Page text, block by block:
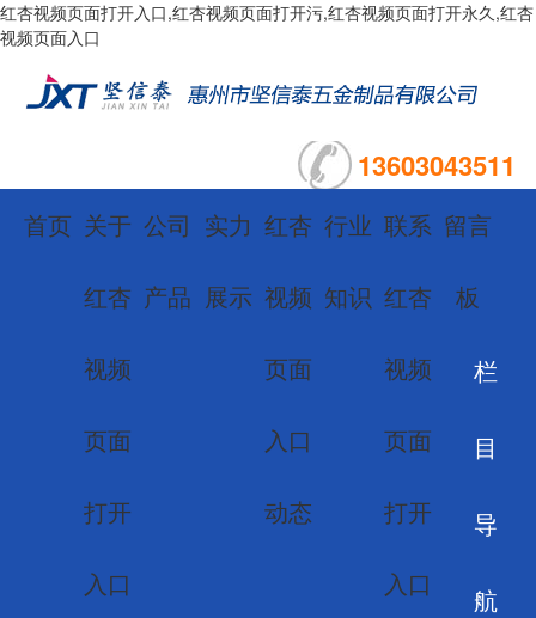
红杏视频页面打开入口,红杏视频页面打开污,红杏视频页面打开永久,红杏
视频页面入口
13603043511
首页 关于
红杏
视频
页面
打开
入口
公司
产品
实力
展示
红杏
视频
页面
入口
动态
行业
知识
联系
红杏
视频
页面
打开
入口
留言
板
栏
目
导
航